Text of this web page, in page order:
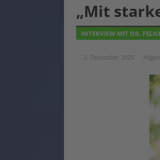
„Mit
INTERVIEW MIT DR.
2. Dezember 2025